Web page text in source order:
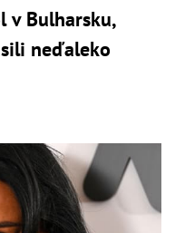
v Bulharsku,
neďaleko